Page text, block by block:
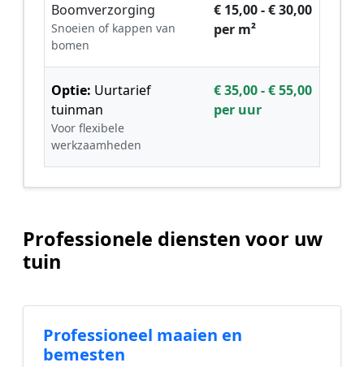
Boomverzorging
Snoeien of kappen van
bomen
€ 15,00 - € 30,00
per m²
Optie: Uurtarief
tuinman
Voor flexibele
werkzaamheden
€ 35,00 - € 55,00
per uur
Professionele diensten voor uw
tuin
Professioneel maaien en
bemesten